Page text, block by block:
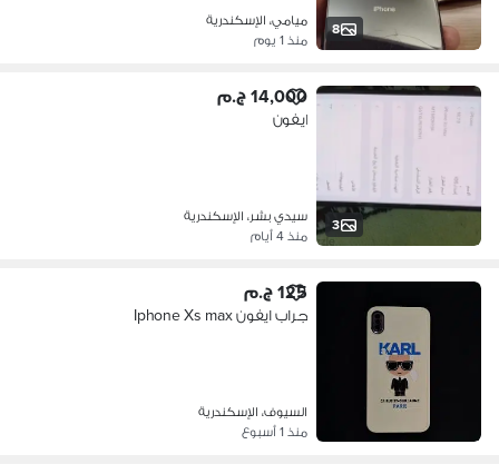
8
ميامي، الإسكندرية
منذ 1 يوم
3
14,000 ج.م
ايفون
سيدي بشر، الإسكندرية
منذ 4 أيام
125 ج.م
جراب ايفون Iphone Xs max
السيوف، الإسكندرية
منذ 1 أسبوع